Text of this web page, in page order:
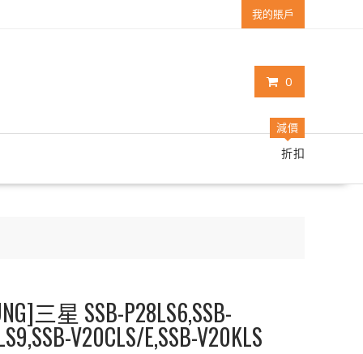
我的賬戶
0
減價
折扣
三星 SSB-P28LS6,SSB-
V20CLS/E,SSB-V20KLS